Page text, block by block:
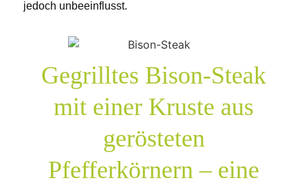
jedoch unbeeinflusst.
Gegrilltes Bison-Steak
mit einer Kruste aus
gerösteten
Pfefferkörnern – eine